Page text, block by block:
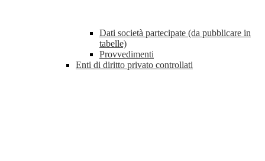
Dati società partecipate (da pubblicare in
tabelle)
Provvedimenti
Enti di diritto privato controllati